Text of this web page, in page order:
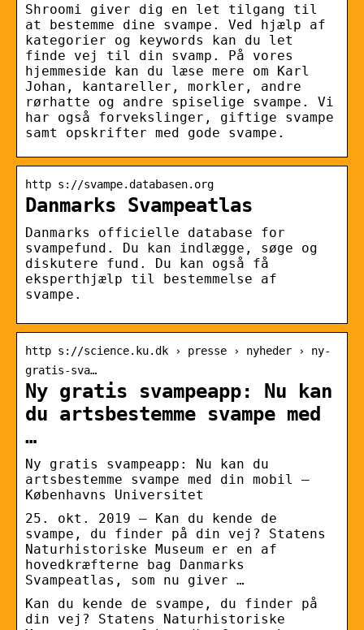
Shroomi giver dig en let tilgang til
at bestemme dine svampe. Ved hjælp af
kategorier og keywords kan du let
finde vej til din svamp. På vores
hjemmeside kan du læse mere om Karl
Johan, kantareller, morkler, andre
rørhatte og andre spiselige svampe. Vi
har også forvekslinger, giftige svampe
samt opskrifter med gode svampe.
http s://svampe.databasen.org
Danmarks Svampeatlas
Danmarks officielle database for
svampefund. Du kan indlægge, søge og
diskutere fund. Du kan også få
eksperthjælp til bestemmelse af
svampe.
http s://science.ku.dk › presse › nyheder › ny-
gratis-sva…
Ny gratis svampeapp: Nu kan
du artsbestemme svampe med
…
Ny gratis svampeapp: Nu kan du
artsbestemme svampe med din mobil –
Københavns Universitet
25. okt. 2019 — Kan du kende de
svampe, du finder på din vej? Statens
Naturhistoriske Museum er en af
hovedkræfterne bag Danmarks
Svampeatlas, som nu giver …
Kan du kende de svampe, du finder på
din vej? Statens Naturhistoriske